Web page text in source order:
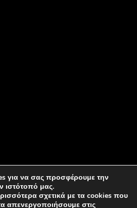
για να σας προσφέρουμε την
ιστότοπό μας.
σχετικά με τα cookies που
απενεργοποιήσουμε στις